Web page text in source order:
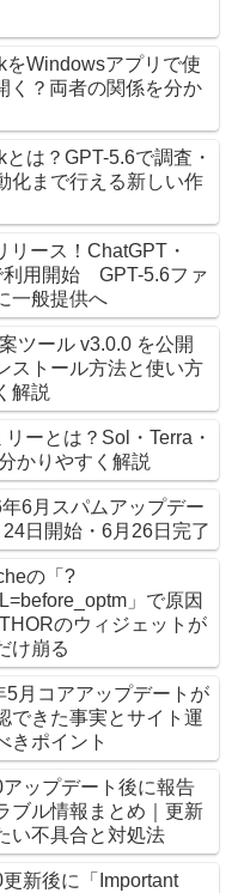
をWindowsアプリで使
く？両者の関係を分か
は？GPT-5.6で調査・
化まで行える新しい作
リース！ChatGPT・
利用開始 GPT-5.6ファ
一般提供へ
ツール v3.0.0 を公開
ストール方法と使い方
解説
ーとは？Sol・Terra・
かりやすく解説
6月スパムアップデー
24日開始・6月26日完了
の「?
」で原因
のウィジェットが
け崩る
5月コアアップデートが
できた事実とサイト運
きポイント
ップデート後に報告
ブル情報まとめ｜更新
い不具合と対処法
新後に「Important